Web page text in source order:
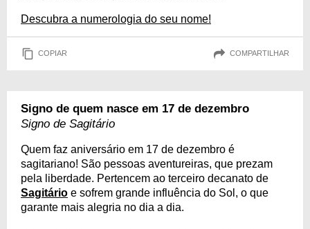
Descubra a numerologia do seu nome!
COPIAR COMPARTILHAR
Signo de quem nasce em 17 de dezembro
Signo de Sagitário
Quem faz aniversário em 17 de dezembro é
sagitariano! São pessoas aventureiras, que prezam
pela liberdade. Pertencem ao terceiro decanato de
Sagitário e sofrem grande influência do Sol, o que
garante mais alegria no dia a dia.